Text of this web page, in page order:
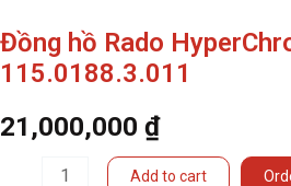
Đồng hồ Rado
115.0188.3.011
21,000,000 ₫
Add to cart